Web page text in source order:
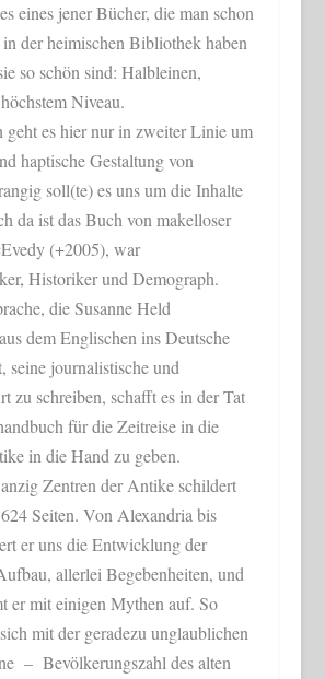
eines jener Bücher, die man schon
in der heimischen Bibliothek haben
so schön sind: Halbleinen,
Niveau.
geht es hier nur in zweiter Linie um
haptische Gestaltung von
soll(te) es uns um die Inhalte
da ist das Buch von makelloser
(+2005), war
Historiker und Demograph.
die Susanne Held
dem Englischen ins Deutsche
seine journalistische und
zu schreiben, schafft es in der Tat
für die Zeitreise in die
in die Hand zu geben.
Zentren der Antike schildert
Seiten. Von Alexandria bis
er uns die Entwicklung der
allerlei Begebenheiten, und
er mit einigen Mythen auf. So
mit der geradezu unglaublichen
– Bevölkerungszahl des alten